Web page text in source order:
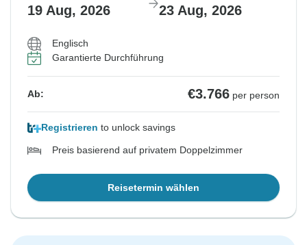
19 Aug, 2026 23 Aug, 2026
Englisch
Garantierte Durchführung
Ab: €3.766 per person
Registrieren to unlock savings
Preis basierend auf privatem Doppelzimmer
Reisetermin wählen